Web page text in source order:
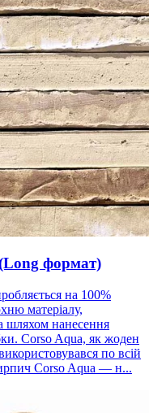
формат)
на 100%
матеріалу,
шляхом нанесення
Corso Aqua, як жоден
по всій
Corso Aqua — н...